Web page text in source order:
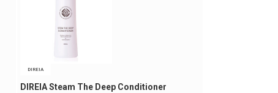
DIREIA
DIREIA Steam The Deep Conditioner